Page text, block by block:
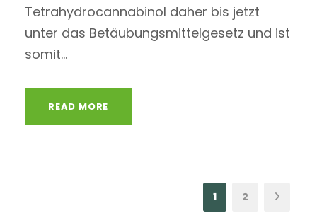
Tetrahydrocannabinol daher bis jetzt
unter das Betäubungsmittelgesetz und ist
somit...
READ MORE
1 2